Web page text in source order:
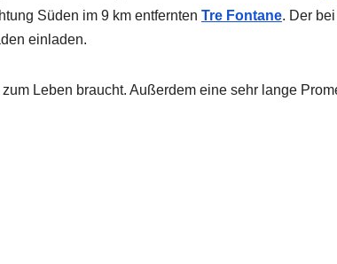
Süden im 9 km entfernten Tre Fontane. Der bei
einladen.
Leben braucht. Außerdem eine sehr lange